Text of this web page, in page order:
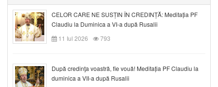
CELOR CARE NE SUSȚIN ÎN CREDINȚĂ: Meditația PF
Claudiu la Duminica a VI-a după Rusalii
11 Iul 2026
793
După credinţa voastră, fie vouă! Meditația PF Claudiu la
duminica a VII-a după Rusalii